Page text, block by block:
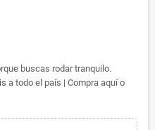
buscas rodar tranquilo.
a todo el país | Compra aquí o